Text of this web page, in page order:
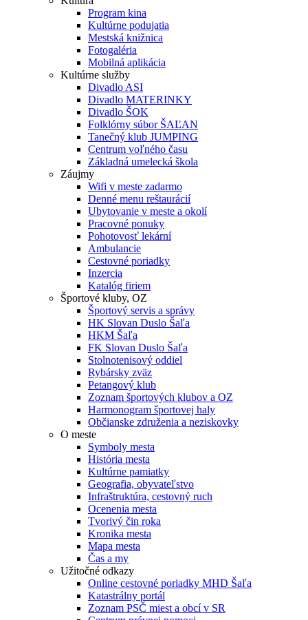
Program kina
Kultúrne podujatia
Mestská knižnica
Fotogaléria
Mobilná aplikácia
Kultúrne služby
Divadlo ASI
Divadlo MATERINKY
Divadlo ŠOK
Folklórny súbor ŠAĽAN
Tanečný klub JUMPING
Centrum voľného času
Základná umelecká škola
Záujmy
Wifi v meste zadarmo
Denné menu reštaurácií
Ubytovanie v meste a okolí
Pracovné ponuky
Pohotovosť lekární
Ambulancie
Cestovné poriadky
Inzercia
Katalóg firiem
Športové kluby, OZ
Športový servis a správy
HK Slovan Duslo Šaľa
HKM Šaľa
FK Slovan Duslo Šaľa
Stolnotenisový oddiel
Rybársky zväz
Petangový klub
Zoznam športových klubov a OZ
Harmonogram športovej haly
Občianske združenia a neziskovky
O meste
Symboly mesta
História mesta
Kultúrne pamiatky
Geografia, obyvateľstvo
Infraštruktúra, cestovný ruch
Ocenenia mesta
Tvorivý čin roka
Kronika mesta
Mapa mesta
Čas a my
Užitočné odkazy
Online cestovné poriadky MHD Šaľa
Katastrálny portál
Zoznam PSČ miest a obcí v SR